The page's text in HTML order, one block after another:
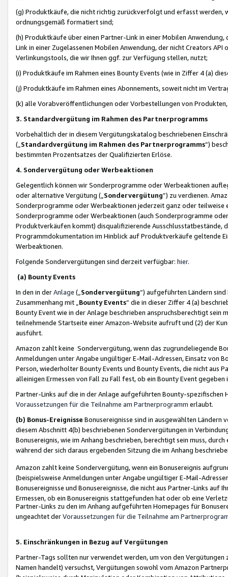
(g) Produktkäufe, die nicht richtig zurückverfolgt und erfasst werden,
ordnungsgemäß formatiert sind;
(h) Produktkäufe über einen Partner-Link in einer Mobilen
Link in einer Zugelassenen Mobilen Anwendung, der nicht Creators
Verlinkungstools, die wir Ihnen ggf. zur Verfügung stellen, nutzt;
(i) Produktkäufe im Rahmen eines Bounty Events (wie in Ziffer 4 (a)
(j) Produktkäufe im Rahmen eines Abonnements, soweit nicht im
(k) alle Vorabveröffentlichungen oder Vorbestellungen von
3. Standardvergütung im Rahmen des Partnerprogramms
Vorbehaltlich der in diesem Vergütungskatalog beschriebenen
(„ Standardvergütung im Rahmen des Partnerprogramms“)
bestimmten Prozentsatzes der Qualifizierten Erlöse.
4. Sondervergütung oder Werbeaktionen
Gelegentlich können wir Sonderprogramme oder Werbeaktionen
oder alternative Vergütung („ Sondervergütung”) zu verdienen.
Sonderprogramme oder Werbeaktionen jederzeit ganz oder
Sonderprogramme oder Werbeaktionen (auch Sonderprogramme
Produktverkäufen kommt) disqualifizierende Ausschlusstatbestände,
Programmdokumentation im Hinblick auf Produktverkäufe geltende
Werbeaktionen.
Folgende Sondervergütungen sind derzeit verfügbar: hier.
(a) Bounty Events
In den in derAnlage („ Sondervergütung“) aufgeführten Ländern
Zusammenhang mit „ Bounty Events“ die in dieser Ziffer 4 (a)
Bounty Event wie in der Anlage beschrieben anspruchsberechtigt sein
teilnehmende Startseite einer Amazon-Website aufruft und (2) der
ausführt.
Amazon zahlt keine Sondervergütung, wenn das zugrundeliegende
Anmeldungen unter Angabe ungültiger E-Mail-Adressen, Einsatz von
Person, wiederholter Bounty Events und Bounty Events, die nicht
alleinigen Ermessen von Fall zu Fall fest, ob ein Bounty Event
Partner-Links auf die in der Anlage aufgeführten Bounty-spezifischen
Voraussetzungen für die Teilnahme am Partnerprogramm erlaubt.
(b) Bonus-Ereignisse Bonusereignisse sind in ausgewählten Ländern
diesem Abschnitt 4(b) beschriebenen Sondervergütungen in
Bonusereignis, wie im Anhang beschrieben, berechtigt sein muss,
während der sich daraus ergebenden Sitzung die im Anhang
Amazon zahlt keine Sondervergütung, wenn ein Bonusereignis
(beispielsweise Anmeldungen unter Angabe ungültiger E-Mail-
Bonusereignisse und Bonusereignisse, die nicht aus Partner-Links auf
Ermessen, ob ein Bonusereignis stattgefunden hat oder ob eine
Partner-Links zu den im Anhang aufgeführten Homepages für
ungeachtet derVoraussetzungen für die Teilnahme am
5. Einschränkungen in Bezug auf Vergütungen
Partner-Tags sollten nur verwendet werden, um von den
Namen handelt) versuchst, Vergütungen sowohl vom Amazon